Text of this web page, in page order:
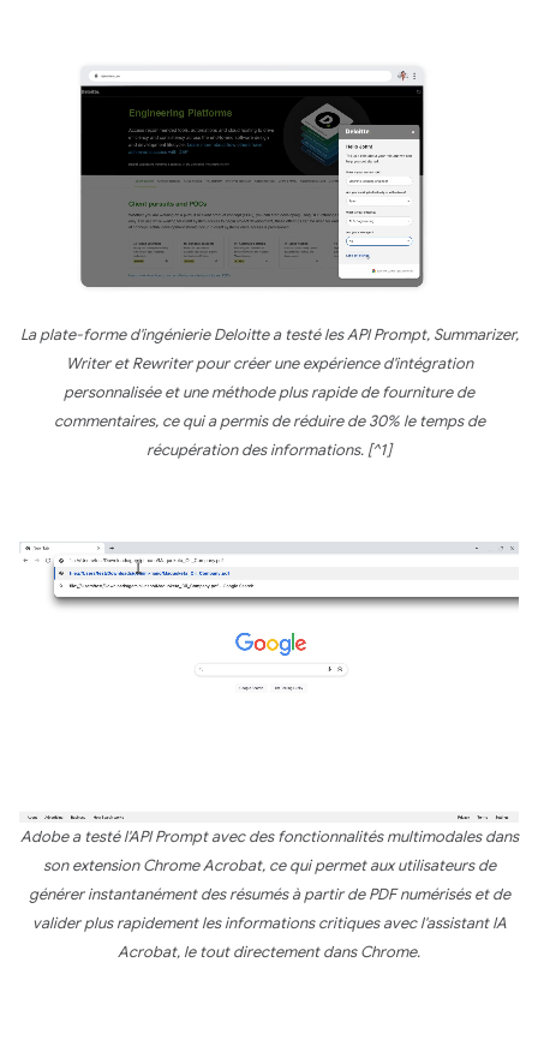
La plate-forme d'ingénierie Deloitte a testé les API Prompt, Summarizer,
Writer et Rewriter pour créer une expérience d'intégration
personnalisée et une méthode plus rapide de fourniture de
commentaires, ce qui a permis de réduire de 30% le temps de
récupération des informations. [^1]
Adobe a testé l'API Prompt avec des fonctionnalités multimodales dans
son extension Chrome Acrobat, ce qui permet aux utilisateurs de
générer instantanément des résumés à partir de PDF numérisés et de
valider plus rapidement les informations critiques avec l'assistant IA
Acrobat, le tout directement dans Chrome.